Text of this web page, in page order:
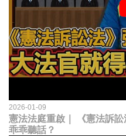
2026-01-09
憲法法庭重啟｜ 《憲法訴
乖乖聽話？